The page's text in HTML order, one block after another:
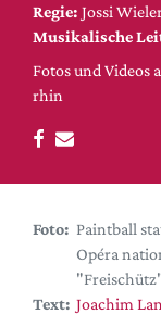
Medientipps
DdB-map
Premierensuche
Festival-
Hefte
Alle Hefte
Leseproben
Regie: Jossi
Musikalische
Fotos und Videos
rhin
Foto: Paintball
Opéra
Text: Joachim